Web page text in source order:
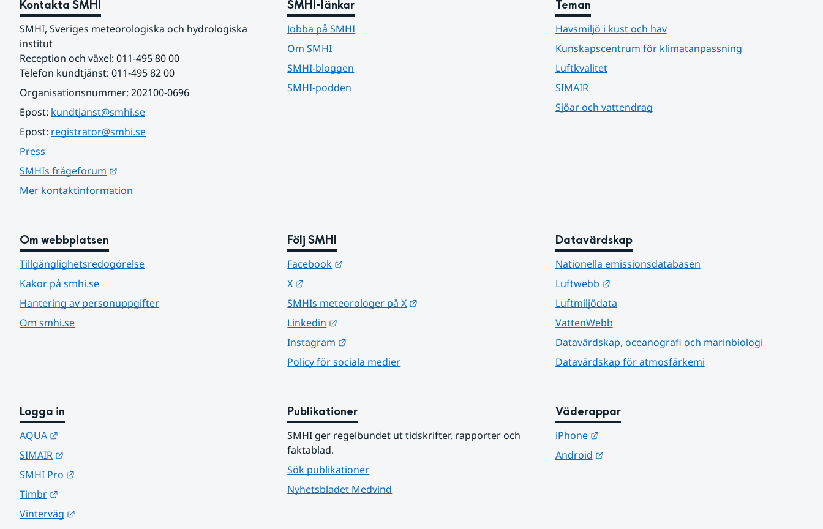
Kontakta SMHI
SMHI, Sveriges meteorologiska och hydrologiska
institut
Reception och växel: 011-495 80 00
Telefon kundtjänst: 011-495 82 00
Organisationsnummer: 202100-0696
Epost: kundtjanst@smhi.se
Epost: registrator@smhi.se
Press
SMHIs frågeforum
Mer kontaktinformation
SMHI-länkar
Jobba på SMHI
Om SMHI
SMHI-bloggen
SMHI-podden
Teman
Havsmiljö i kust och hav
Kunskapscentrum för klimatanpassning
Luftkvalitet
SIMAIR
Sjöar och vattendrag
Om webbplatsen
Tillgänglighetsredogörelse
Kakor på smhi.se
Hantering av personuppgifter
Om smhi.se
Följ SMHI
Facebook
X
SMHIs meteorologer på X
Linkedin
Instagram
Policy för sociala medier
Datavärdskap
Nationella emissionsdatabasen
Luftwebb
Länk till annan webbplats.
Luftmiljödata
VattenWebb
Datavärdskap, oceanografi och marinbiologi
Datavärdskap för atmosfärkemi
Logga in
AQUA
SIMAIR
SMHI Pro
Timbr
Vinterväg
Publikationer
SMHI ger regelbundet ut tidskrifter, rapporter och
faktablad.
Sök publikationer
Nyhetsbladet Medvind
Väderappar
iPhone
Länk till annan webbplats.
Android
Länk till annan webbplats.